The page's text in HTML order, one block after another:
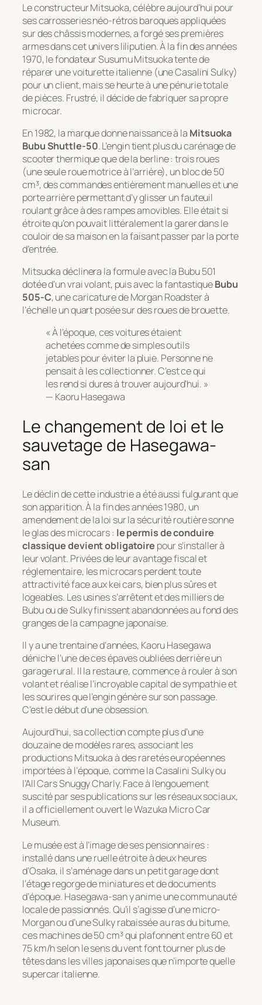
Le constructeur Mitsuoka, célèbre aujourd’hui pour
ses carrosseries néo-rétros baroques appliquées
sur des châssis modernes, a forgé ses premières
armes dans cet univers liliputien. À la fin des années
1970, le fondateur Susumu Mitsuoka tente de
réparer une voiturette italienne (une Casalini Sulky)
pour un client, mais se heurte à une pénurie totale
de pièces. Frustré, il décide de fabriquer sa propre
microcar.
En 1982, la marque donne naissance à la Mitsuoka
Bubu Shuttle-50. L’engin tient plus du carénage de
scooter thermique que de la berline : trois roues
(une seule roue motrice à l’arrière), un bloc de 50
cm³, des commandes entièrement manuelles et une
porte arrière permettant d’y glisser un fauteuil
roulant grâce à des rampes amovibles. Elle était si
étroite qu’on pouvait littéralement la garer dans le
couloir de sa maison en la faisant passer par la porte
d’entrée.
Mitsuoka déclinera la formule avec la Bubu 501
dotée d’un vrai volant, puis avec la fantastiqueBubu
505-C, une caricature de Morgan Roadster à
l’échelle un quart posée sur des roues de brouette.
« À l’époque, ces voitures étaient
achetées comme de simples outils
jetables pour éviter la pluie. Personne ne
pensait à les collectionner. C’est ce qui
les rend si dures à trouver aujourd’hui. »
— Kaoru Hasegawa
Le changement de loi et le
sauvetage de Hasegawa-
san
Le déclin de cette industrie a été aussi fulgurant que
son apparition. À la fin des années 1980, un
amendement de la loi sur la sécurité routière sonne
le glas des microcars : le permis de conduire
classique devient obligatoire pour s’installer à
leur volant. Privées de leur avantage fiscal et
réglementaire, les microcars perdent toute
attractivité face aux kei cars, bien plus sûres et
logeables. Les usines s’arrêtent et des milliers de
Bubu ou de Sulky finissent abandonnées au fond des
granges de la campagne japonaise.
Il y a une trentaine d’années, Kaoru Hasegawa
déniche l’une de ces épaves oubliées derrière un
garage rural. Il la restaure, commence à rouler à son
volant et réalise l’incroyable capital de sympathie et
les sourires que l’engin génère sur son passage.
C’est le début d’une obsession.
Aujourd’hui, sa collection compte plus d’une
douzaine de modèles rares, associant les
productions Mitsuoka à des raretés européennes
importées à l’époque, comme la Casalini Sulky ou
l’All Cars Snuggy Charly. Face à l’engouement
suscité par ses publications sur les réseaux sociaux,
il a officiellement ouvert le Wazuka Micro Car
Museum.
Le musée est à l’image de ses pensionnaires :
installé dans une ruelle étroite à deux heures
d’Osaka, il s’aménage dans un petit garage dont
l’étage regorge de miniatures et de documents
d’époque. Hasegawa-san y anime une communauté
locale de passionnés. Qu’il s’agisse d’une micro-
Morgan ou d’une Sulky rabaissée au ras du bitume,
ces machines de 50 cm³ qui plafonnent entre 60 et
75 km/h selon le sens du vent font tourner plus de
têtes dans les villes japonaises que n’importe quelle
supercar italienne.